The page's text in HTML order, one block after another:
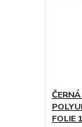
FOLIE